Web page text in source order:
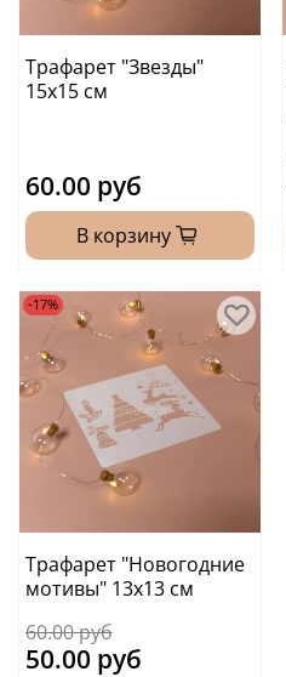
Трафарет "Звезды"
15х15 см
60.00 руб
В корзину
-17%
Трафарет "Новогодние
мотивы" 13х13 см
60.00 руб
50.00 руб